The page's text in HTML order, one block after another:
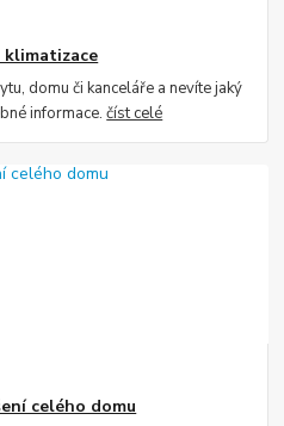
klimatizace
domu či kanceláře a nevíte jaký
informace.číst celé
celého domu